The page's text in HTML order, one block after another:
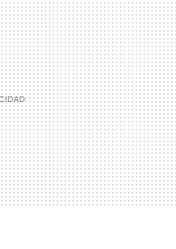
MAIL